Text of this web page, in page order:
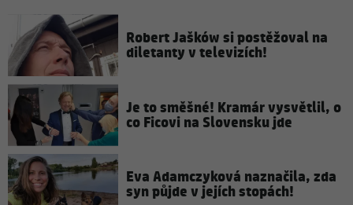
Robert Jašków si postěžoval na
diletanty v televizích!
Je to směšné! Kramár vysvětlil, o
co Ficovi na Slovensku jde
Eva Adamczyková naznačila, zda
syn půjde v jejích stopách!